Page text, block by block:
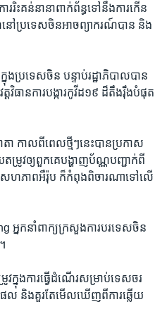
រិះ​គន់​នានា​ពាក់​ព័ន្ធ​ទៅនឹង​ការ​កើន
ៅ​ប្រទេស​ចិន​អាច​ព្យាករណ៍​បាន និង​
ប្រទេស​ចិន បន្ទាប់​រដ្ឋាភិបាល​បាន​
វិធានការ​បង្ការ​កូវីដ១៩ ដ៏តឹងរ៉ឹង​បំផុត​
ា កាល​ពី​ពេល​ថ្មីៗ​នេះ​បាន​ប្រកាស​
ម្រូវ​ឲ្យ​ពួក​គេ​បង្ហាញ​ប័ណ្ណ​បញ្ជាក់​ពី​
រី​សហភាព​អឺរ៉ុប ក៏​កំពុង​ពិចារណា​ទៅ​លើ​
អ្នក​នាំពាក្យ​ក្រសួង​ការបរទេស​ចិន​
ក្នុង​ការ​ធ្វើ​ដំណើរ​សម្រាប់​ទេសចរ​
ផល​ និង​គួរ​តែ​មើល​ឃើញ​ពី​ការ​ឆ្លើយ​